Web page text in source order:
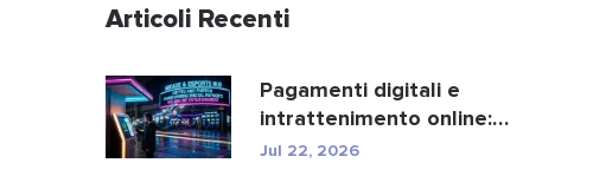
Articoli Recenti
Pagamenti digitali e
intrattenimento online:
ecco come crypto e fi...
Jul 22, 2026